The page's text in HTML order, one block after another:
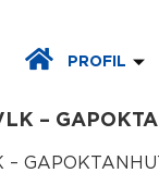
PROFIL
–
–